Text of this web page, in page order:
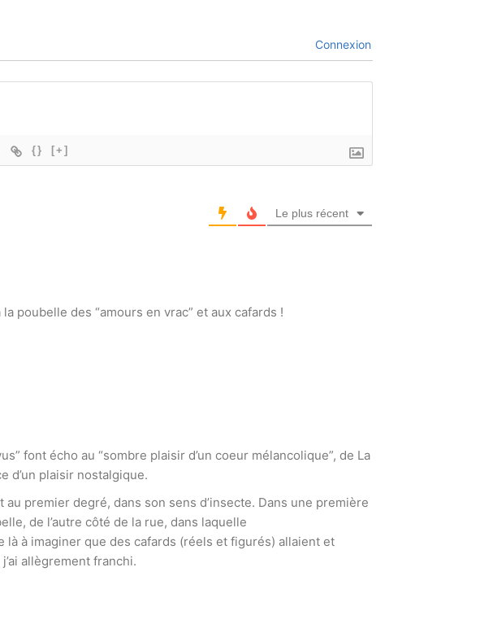
Connexion
{} [+]
Le plus récent
poubelle des “amours en vrac” et aux cafards !
font écho au “sombre plaisir d’un coeur mélancolique”, de La
d’un plaisir nostalgique.
au premier degré, dans son sens d’insecte. Dans une première
de l’autre côté de la rue, dans laquelle
là à imaginer que des cafards (réels et figurés) allaient et
allègrement franchi.